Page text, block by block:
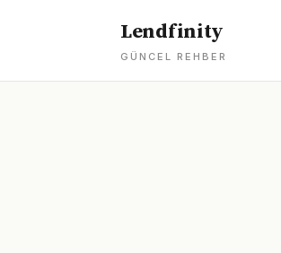
Lendfinity
GÜNCEL REHBER